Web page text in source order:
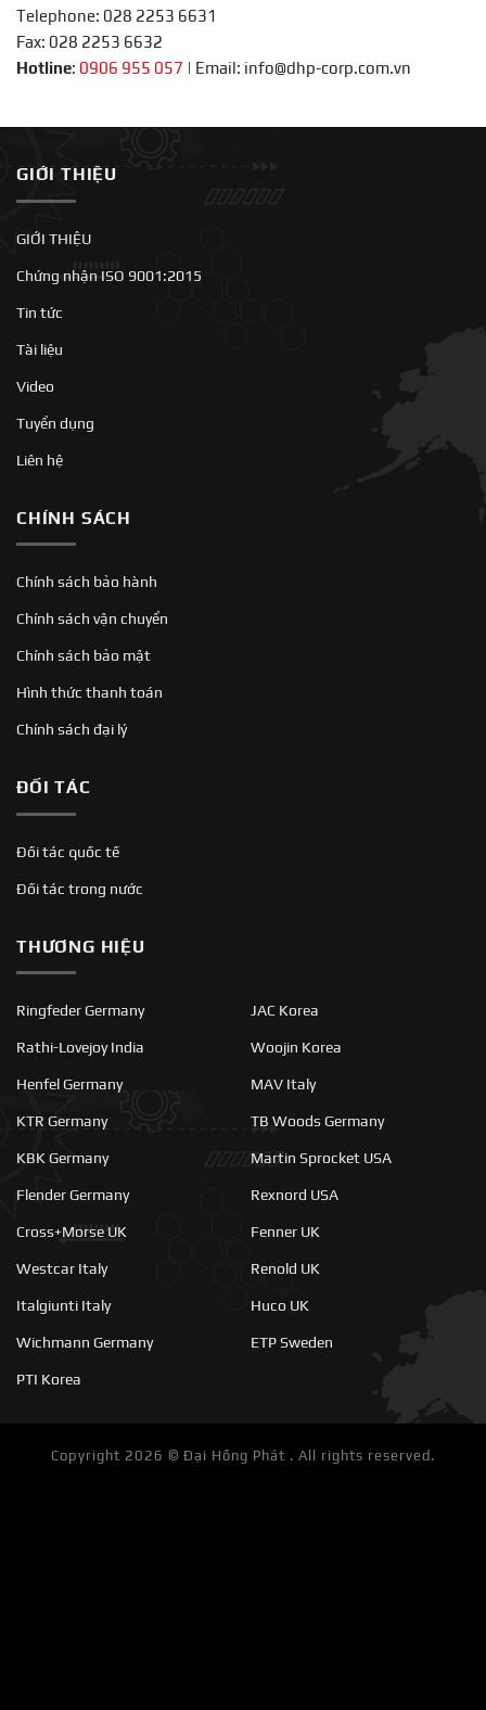
Telephone: 028 2253 6631
Fax: 028 2253 6632
Hotline: 0906 955 057 | Email: info@dhp-corp.com.vn
GIỚI THIỆU
GIỚI THIỆU
Chứng nhận ISO 9001:2015
Tin tức
Tài liệu
Video
Tuyển dụng
Liên hệ
CHÍNH SÁCH
Chính sách bảo hành
Chính sách vận chuyển
Chính sách bảo mật
Hình thức thanh toán
Chính sách đại lý
ĐỐI TÁC
Đối tác quốc tế
Đối tác trong nước
THƯƠNG HIỆU
Ringfeder Germany
Rathi-Lovejoy India
Henfel Germany
KTR Germany
KBK Germany
Flender Germany
Cross+Morse UK
Westcar Italy
Italgiunti Italy
Wichmann Germany
PTI Korea
JAC Korea
Woojin Korea
MAV Italy
TB Woods Germany
Martin Sprocket USA
Rexnord USA
Fenner UK
Renold UK
Huco UK
ETP Sweden
Copyright 2026 © Đại Hồng Phát . All rights reserved.